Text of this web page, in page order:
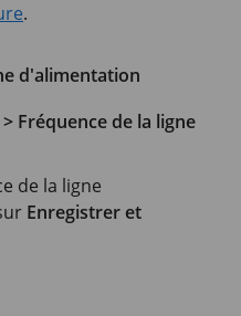
.
d'alimentation
Fréquence de la ligne
de la ligne
Enregistrer et